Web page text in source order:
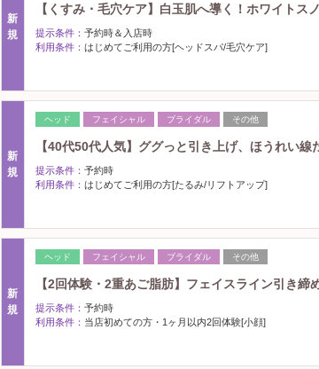
新
規
【くすみ・毛穴ケア】白玉肌へ導く！ホワイトス
提示条件： 予約時＆入店時
利用条件： はじめてご利用の方[ヘッドスパ/毛穴ケア]
新
規
ヘッド フェイシャル ブライダル その他
【40代50代人気】ググっと引き上げ、ほうれい線
提示条件： 予約時
利用条件： はじめてご利用の方[たるみ/リフトアップ]
新
規
ヘッド フェイシャル ブライダル その他
【2回体験・2重あご脂肪】フェイスライン引き締
提示条件： 予約時
利用条件： 当店初めての方・1ヶ月以内2回体験[小顔]